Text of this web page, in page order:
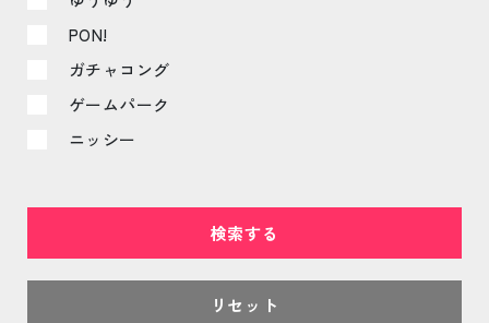
PON!
ガチャコング
ゲームパーク
ニッシー
リセット